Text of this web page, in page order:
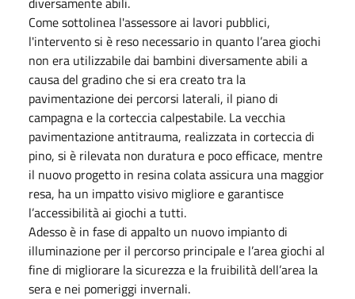
Come sottolinea l'assessore ai lavori pubblici,
l'intervento si è reso necessario in quanto l’area giochi
non era utilizzabile dai bambini diversamente abili a
causa del gradino che si era creato tra la
pavimentazione dei percorsi laterali, il piano di
campagna e la corteccia calpestabile. La vecchia
pavimentazione antitrauma, realizzata in corteccia di
pino, si è rilevata non duratura e poco efficace, mentre
il nuovo progetto in resina colata assicura una maggior
resa, ha un impatto visivo migliore e garantisce
l’accessibilità ai giochi a tutti.
Adesso è in fase di appalto un nuovo impianto di
illuminazione per il percorso principale e l’area giochi al
fine di migliorare la sicurezza e la fruibilità dell’area la
sera e nei pomeriggi invernali.